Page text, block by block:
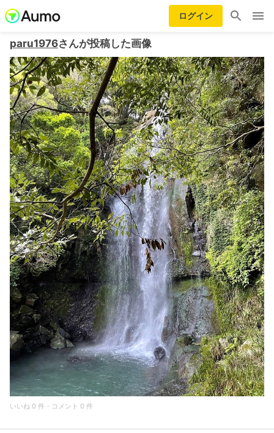
ログイン
paru1976さんが投稿した画像
いいね 0 件・コメント 0 件